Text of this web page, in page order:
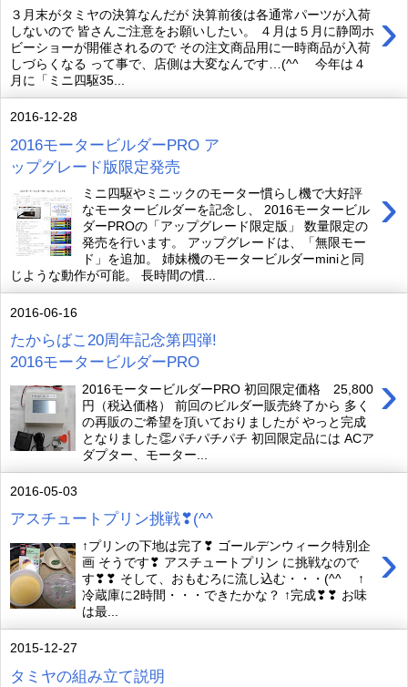
›
３月末がタミヤの決算なんだが 決算前後は各通常パーツが入荷
しないので 皆さんご注意をお願いしたい。 ４月は５月に静岡ホ
ビーショーが開催されるので その注文商品用に一時商品が入荷
しづらくなる って事で、店側は大変なんです…(^^ゞ 今年は４
月に「ミニ四駆35...
2016-12-28
2016モータービルダーPRO ア
ップグレード版限定発売
›
ミニ四駆やミニックのモーター慣らし機で大好評
なモータービルダーを記念し、 2016モータービル
ダーPROの「アップグレード限定版」 数量限定の
発売を行います。 アップグレードは、「無限モー
ド」を追加。 姉妹機のモータービルダーminiと同
じような動作が可能。 長時間の慣...
2016-06-16
たからばこ20周年記念第四弾!
2016モータービルダーPRO
›
2016モータービルダーPRO 初回限定価格 25,800
円（税込価格） 前回のビルダー販売終了から 多く
の再販のご希望を頂いておりましたが やっと完成
となりました👏パチパチパチ 初回限定品には ACア
ダプター、モーター...
2016-05-03
アスチュートプリン挑戦❣(^^ゞ
›
↑プリンの下地は完了❣ ゴールデンウィーク特別企
画 そうです❣ アスチュートプリン に挑戦なので
す❣❣ そして、おもむろに流し込む・・・(^^ゞ ↑
冷蔵庫に2時間・・・できたかな？ ↑完成❣❣ お味
は最...
2015-12-27
タミヤの組み立て説明